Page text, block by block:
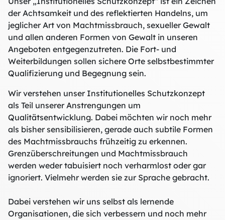
der Achtsamkeit und des reflektierten Handelns, um
jeglicher Art von Machtmissbrauch, sexueller Gewalt
und allen anderen Formen von Gewalt in unseren
Angeboten entgegenzutreten. Die Fort- und
Weiterbildungen sollen sichere Orte selbstbestimmter
Qualifizierung und Begegnung sein.
Wir verstehen unser Institutionelles Schutzkonzept
als Teil unserer Anstrengungen um
Qualitätsentwicklung. Dabei möchten wir noch mehr
als bisher sensibilisieren, gerade auch subtile Formen
des Machtmissbrauchs frühzeitig zu erkennen.
Grenzüberschreitungen und Machtmissbrauch
werden weder tabuisiert noch verharmlost oder gar
ignoriert. Vielmehr werden sie zur Sprache gebracht.
Dabei verstehen wir uns selbst als lernende
Organisationen, die sich verbessern und noch mehr